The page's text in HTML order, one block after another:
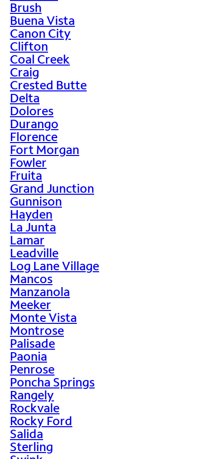
Brush
Buena Vista
Canon City
Clifton
Coal Creek
Craig
Crested Butte
Delta
Dolores
Durango
Florence
Fort Morgan
Fowler
Fruita
Grand Junction
Gunnison
Hayden
La Junta
Lamar
Leadville
Log Lane Village
Mancos
Manzanola
Meeker
Monte Vista
Montrose
Palisade
Paonia
Penrose
Poncha Springs
Rangely
Rockvale
Rocky Ford
Salida
Sterling